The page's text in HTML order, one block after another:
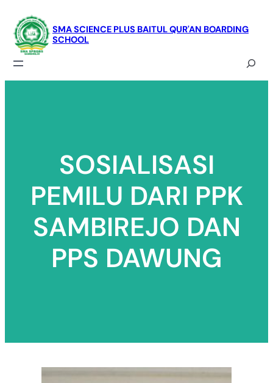
content
SMA SCIENCE PLUS BAITUL QUR'AN BOARDING
SCHOOL
Search
SOSIALISASI
PEMILU DARI PPK
SAMBIREJO DAN
PPS DAWUNG